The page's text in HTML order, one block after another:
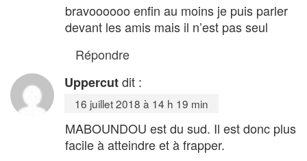
bravoooooo enfin au moins je puis parler
devant les amis mais il n’est pas seul
Répondre
Uppercutdit :
16 juillet 2018 à 14 h 19 min
MABOUNDOU est du sud. Il est donc plus
facile à atteindre et à frapper.